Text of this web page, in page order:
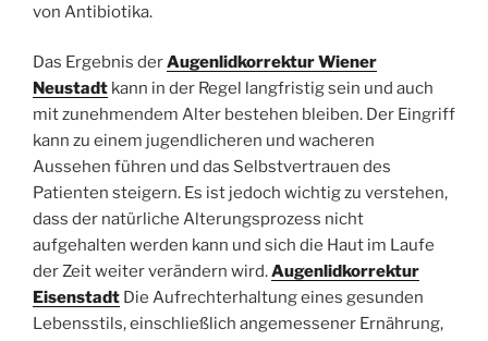
von Antibiotika.
Das Ergebnis derAugenlidkorrektur Wiener
Neustadt kann in der Regel langfristig sein und auch
mit zunehmendem Alter bestehen bleiben. Der Eingriff
kann zu einem jugendlicheren und wacheren
Aussehen führen und das Selbstvertrauen des
Patienten steigern. Es ist jedoch wichtig zu verstehen,
dass der natürliche Alterungsprozess nicht
aufgehalten werden kann und sich die Haut im Laufe
der Zeit weiter verändern wird.Augenlidkorrektur
Eisenstadt Die Aufrechterhaltung eines gesunden
Lebensstils, einschließlich angemessener Ernährung,